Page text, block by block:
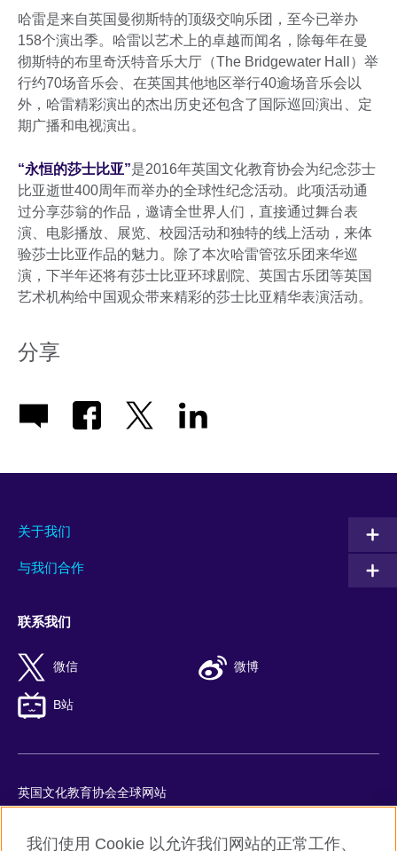
哈雷是来自英国曼彻斯特的顶级交响乐团，至今已举办
158个演出季。哈雷以艺术上的卓越而闻名，除每年在曼
彻斯特的布里奇沃特音乐大厅（The Bridgewater Hall）举
行约70场音乐会、在英国其他地区举行40逾场音乐会以
外，哈雷精彩演出的杰出历史还包含了国际巡回演出、定
期广播和电视演出。
“永恒的莎士比亚”是2016年英国文化教育协会为纪念莎士
比亚逝世400周年而举办的全球性纪念活动。此项活动通
过分享莎翁的作品，邀请全世界人们，直接通过舞台表
演、电影播放、展览、校园活动和独特的线上活动，来体
验莎士比亚作品的魅力。除了本次哈雷管弦乐团来华巡
演，下半年还将有莎士比亚环球剧院、英国古乐团等英国
艺术机构给中国观众带来精彩的莎士比亚精华表演活动。
分享
关于我们
与我们合作
联系我们
微信 微博
B站
英国文化教育协会全球网站
Cookie
我们使用 Cookie 以允许我们网站的正常工作、